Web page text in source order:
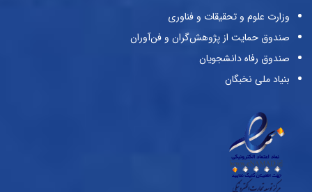
وزارت علوم و تحقیقات و فناوری
صندوق حمایت از پژوهش‌گران و فن‌آوران
صندوق رفاه دانشجویان
بنیاد ملی نخبگان